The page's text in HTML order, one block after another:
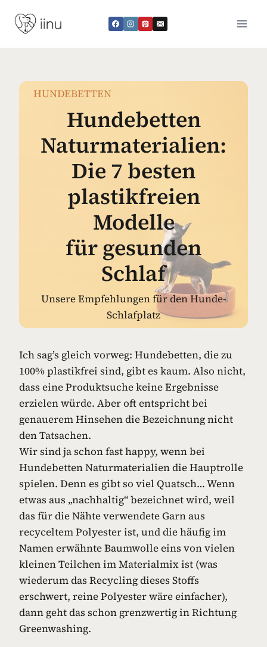
Inhalt
springen
HUNDEBETTEN
Hundebetten
Naturmaterialien:
Die 7 besten
plastikfreien
Modelle
für gesunden
Schlaf
Unsere Empfehlungen für den Hunde-
Schlafplatz
Ich sag’s gleich vorweg: Hundebetten, die zu
100% plastikfrei sind, gibt es kaum. Also nicht,
dass eine Produktsuche keine Ergebnisse
erzielen würde. Aber oft entspricht bei
genauerem Hinsehen die Bezeichnung nicht
den Tatsachen.
Wir sind ja schon fast happy, wenn bei
Hundebetten Naturmaterialien die Hauptrolle
spielen. Denn es gibt so viel Quatsch… Wenn
etwas aus „nachhaltig“ bezeichnet wird, weil
das für die Nähte verwendete Garn aus
recyceltem Polyester ist, und die häufig im
Namen erwähnte Baumwolle eins von vielen
kleinen Teilchen im Materialmix ist (was
wiederum das Recycling dieses Stoffs
erschwert, reine Polyester wäre einfacher),
dann geht das schon grenzwertig in Richtung
Greenwashing.